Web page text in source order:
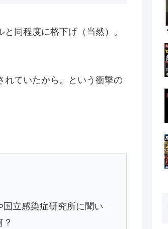
同程度に格下げ（当然）。
れていたから。という衝撃の
立感染症研究所に聞い